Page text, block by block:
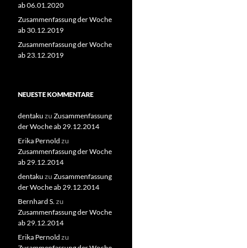
ab 06.01.2020
Zusammenfassung der Woche
ab 30.12.2019
Zusammenfassung der Woche
ab 23.12.2019
NEUESTE KOMMENTARE
dentaku zu Zusammenfassung
der Woche ab 29.12.2014
Erika Pernold zu
Zusammenfassung der Woche
ab 29.12.2014
dentaku zu Zusammenfassung
der Woche ab 29.12.2014
Bernhard S. zu
Zusammenfassung der Woche
ab 29.12.2014
Erika Pernold zu